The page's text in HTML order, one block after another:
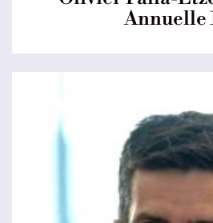
Annuelle